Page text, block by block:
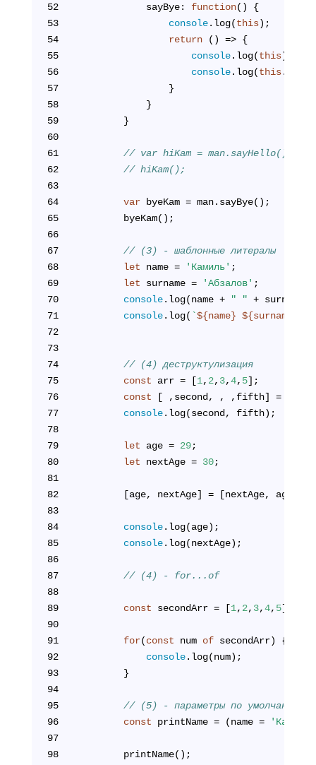
52
            sayBye:
function( ) {
53
console.log(this);
54
return () => {
55
console.log(this);
56
console.log(this
57
                }
58
            }
59
        }
60
61
// var hiKam = man.sayHello();
62
// hiKam();
63
64
var byeKam = man.sayBye();
65
        byeKam();
66
67
// (3) - шаблонные литералы
68
let name = 'Камиль' ;
69
let surname = 'Абзалов' ;
70
console.log(name + " " + surname);
71
console.log( `${name} ${surname}
72
73
74
// (4) деструктулизация
75
const arr = [1, 2, 3,4, 5];
76
const [ ,second, , ,fifth] = arr;
77
console.log(second, fifth);
78
79
let age = 29;
80
let nextAge = 30;
81
82
        [age, nextAge] = [nextAge, age];
83
84
console.log(age);
85
console.log(nextAge);
86
87
// (4) - for...of
88
89
const secondArr = [1, 2, 3,4, 5];
90
91
for(const num of secondArr) {
92
console.log(num);
93
        }
94
95
// (5) - параметры по умолчанию
96
const printName = (name = 'Камиль'
97
98
        printName();